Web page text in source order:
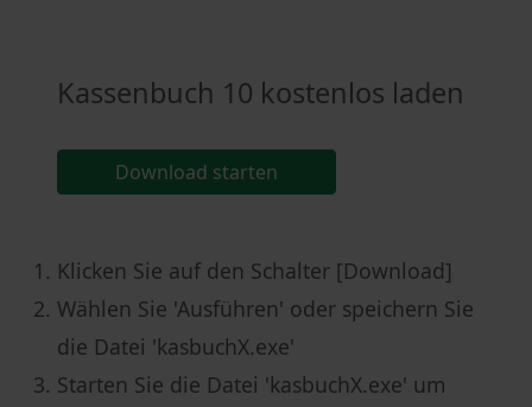
Kassenbuch 10 kostenlos laden
Download starten
Klicken Sie auf den Schalter [Download]
Wählen Sie 'Ausführen' oder speichern Sie
die Datei 'kasbuchX.exe'
Starten Sie die Datei 'kasbuchX.exe' um